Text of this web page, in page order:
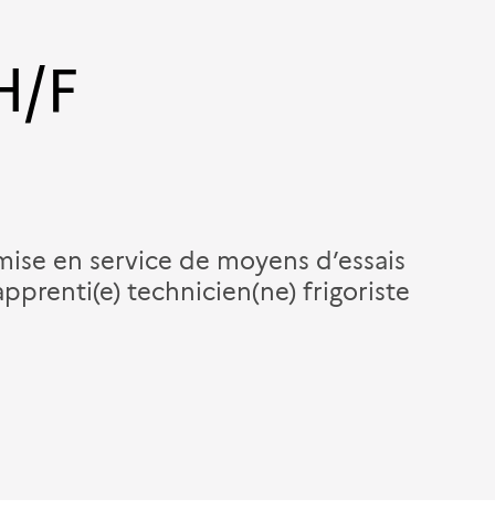
F
en service de moyens d’essais
technicien(ne) frigoriste